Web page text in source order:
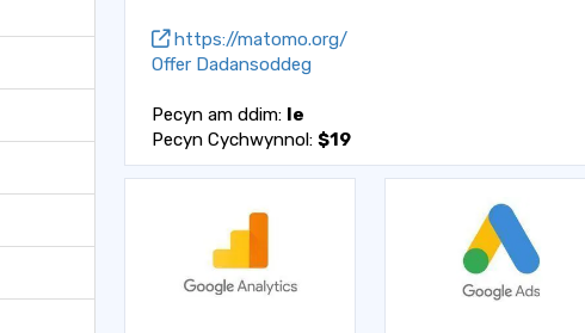
https://matomo.org/
Offer Dadansoddeg
Pecyn am ddim: Ie
Pecyn Cychwynnol: $19